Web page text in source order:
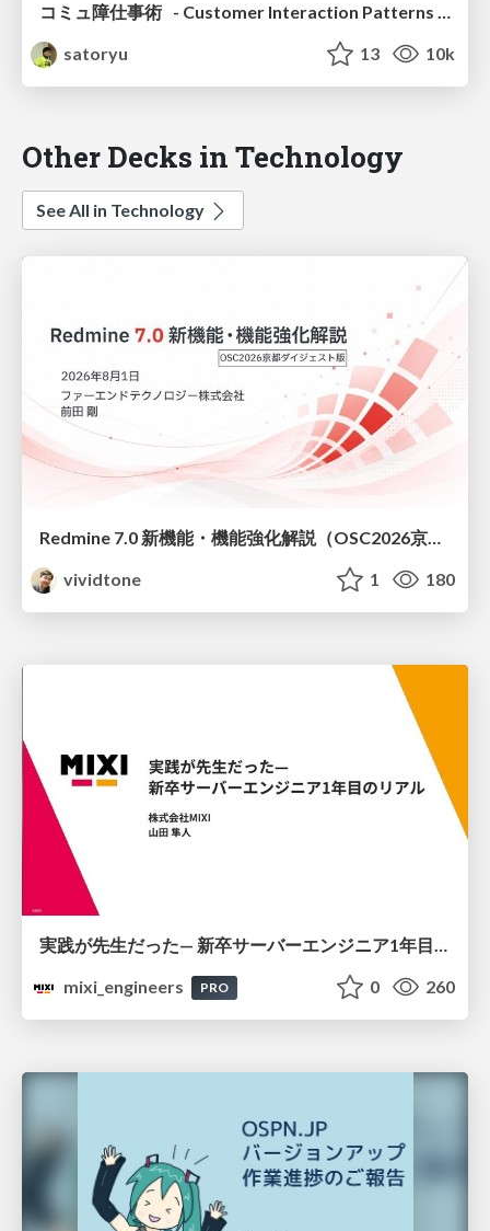
コミュ障仕事術 - Customer Interaction Patterns から学ぼう - / work hacks for people with communication difficulties
satoryu
13 10k
Other Decks in Technology
See All in Technology
vividtone
1 180
実践が先生だった— 新卒サーバーエンジニア1年目のリアル
mixi_engineers
PRO 0 260